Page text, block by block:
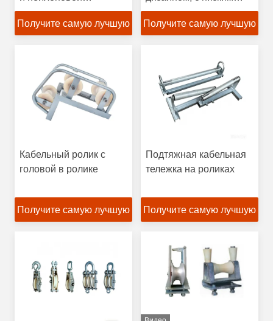
конструкцией MC для
номинальной нагрузки
Получите самую лучшую
уровнем трения и
тяжелыми
электролиний
Получите самую лучшую
Кабельный ролик с
головой в ролике
Получите самую лучшую
Подтяжная кабельная
тележка на роликах
Получите самую лучшую